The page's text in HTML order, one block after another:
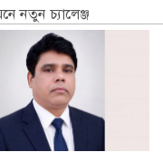
নতুন চ্যালেঞ্জ